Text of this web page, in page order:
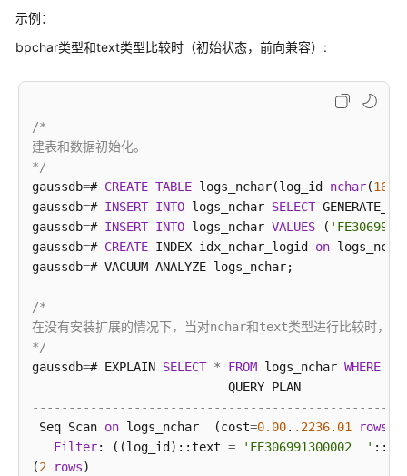
品
计
费
说
明
快
速
入
用
指
发
示例：
bpchar类型和text类型比较时（初始状态，前向兼容）:
/*
建表和数据初始化。
*/
gaussdb=# CREATE TABLE logs_nchar(log_id nchar(16
gaussdb=# INSERT INTO logs_nchar SELECT
gaussdb=# INSERT INTO logs_nchar VALUES (
gaussdb=# CREATE INDEX idx_nchar_logid on
gaussdb=# VACUUM ANALYZE logs_nchar;
/*
在没有安装扩展的情况下，当对nchar和text类型进行比较时，
*/
gaussdb=# EXPLAIN SELECT * FROM logs_nchar WHERE
Seq Scan on logs_nchar  (cost=0.00. .2236.01 rows
Filter: ((log_id)::text = 'FE306991300002  '
(2 rows)